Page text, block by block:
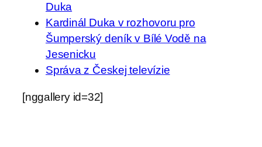
Duka
Kardinál Duka v rozhovoru pro
Šumperský deník v Bílé Vodě na
Jesenicku
Správa z Českej televízie
[nggallery id=32]